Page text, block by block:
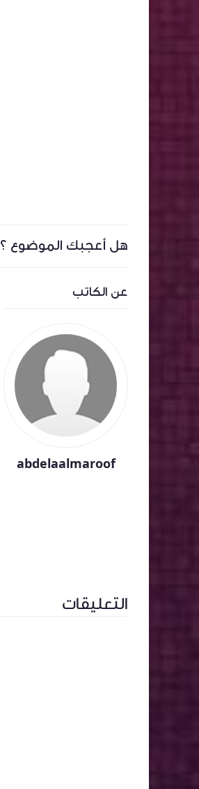
هل أعجبك الموضوع ؟
عن الكاتب
abdelaalmaroof
تشكيل فرع الاتحاد العربي
للتدريب بالوادي الجديد
التعليقات